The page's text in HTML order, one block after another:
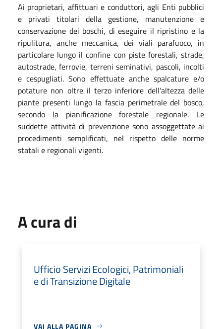
Ai proprietari, affittuari e conduttori, agli Enti pubblici
e privati titolari della gestione, manutenzione e
conservazione dei boschi, di eseguire il ripristino e la
ripulitura, anche meccanica, dei viali parafuoco, in
particolare lungo il confine con piste forestali, strade,
autostrade, ferrovie, terreni seminativi, pascoli, incolti
e cespugliati. Sono effettuate anche spalcature e/o
potature non oltre il terzo inferiore dell’altezza delle
piante presenti lungo la fascia perimetrale del bosco,
secondo la pianificazione forestale regionale. Le
suddette attività di prevenzione sono assoggettate ai
procedimenti semplificati, nel rispetto delle norme
statali e regionali vigenti.
A cura di
Ufficio Servizi Ecologici, Patrimoniali
e di Transizione Digitale
VAI ALLA PAGINA